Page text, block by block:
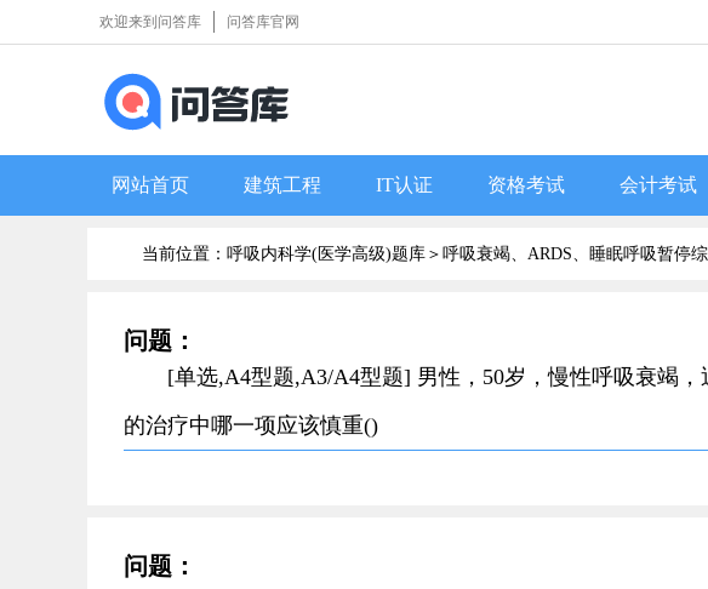
欢迎来到问答库 问答库官网
网站首页 建筑工程 IT认证 资格考试 会计考试
当前位置：呼吸内科学(医学高级)题库＞ 呼吸衰竭、ARDS、睡眠呼吸暂停
问题：
[单选,A4型题,A3/A4型题] 男性，50岁，慢性呼吸衰竭
的治疗中哪一项应该慎重()
问题：